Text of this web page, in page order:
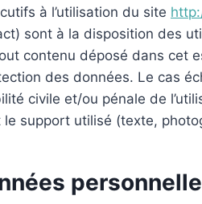
à l’utilisation du site
sont à la disposition des
contenu déposé dans cet
des données. Le cas
civile et/ou pénale de
le support utilisé (texte,